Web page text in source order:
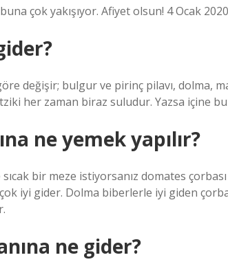
çok yakışıyor. Afiyet olsun! 4 Ocak 2020
değişir; bulgur ve pirinç pilavı, dolma,
her zaman biraz suludur. Yazsa içine
ne yemek yapılır?
bir meze istiyorsanız domates
iyi gider. Dolma biberlerle iyi giden
ne gider?